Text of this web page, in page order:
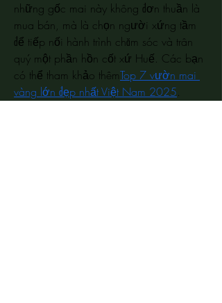
những gốc mai này không đơn thuần là
mua bán, mà là chọn người xứng tầm
để tiếp nối hành trình chăm sóc và trân
quý một phần hồn cốt xứ Huế. Các bạn
có thể tham khảo thêmTop 7 vườn mai
vàng lớn đẹp nhất Việt Nam 2025.